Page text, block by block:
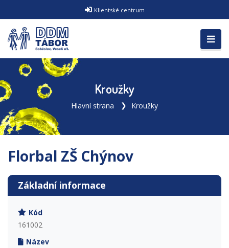
Klientské centrum
Kroužky
Hlavní strana Kroužky
Florbal ZŠ Chýnov
Základní informace
Kód
161002
Název